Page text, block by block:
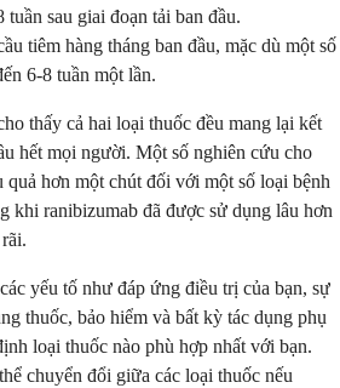
sau giai đoạn tải ban đầu.
tiêm hàng tháng ban đầu, mặc dù một số
6-8 tuần một lần.
thấy cả hai loại thuốc đều mang lại kết
hết mọi người. Một số nghiên cứu cho
quả hơn một chút đối với một số loại bệnh
khi ranibizumab đã được sử dụng lâu hơn
yếu tố như đáp ứng điều trị của bạn, sự
thuốc, bảo hiểm và bất kỳ tác dụng phụ
loại thuốc nào phù hợp nhất với bạn.
chuyển đổi giữa các loại thuốc nếu